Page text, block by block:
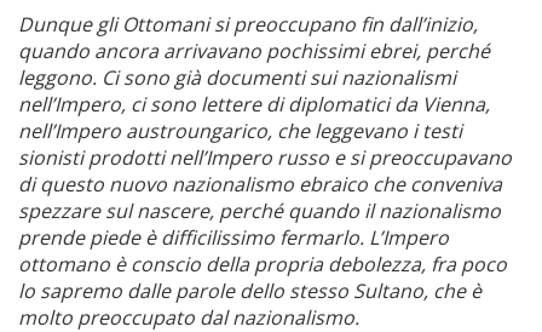
Dunque gli Ottomani si preoccupano fin dall’inizio,
quando ancora arrivavano pochissimi ebrei, perché
leggono. Ci sono già documenti sui nazionalismi
nell’Impero, ci sono lettere di diplomatici da Vienna,
nell’Impero austroungarico, che leggevano i testi
sionisti prodotti nell’Impero russo e si preoccupavano
di questo nuovo nazionalismo ebraico che conveniva
spezzare sul nascere, perché quando il nazionalismo
prende piede è difficilissimo fermarlo. L’Impero
ottomano è conscio della propria debolezza, fra poco
lo sapremo dalle parole dello stesso Sultano, che è
molto preoccupato dal nazionalismo.